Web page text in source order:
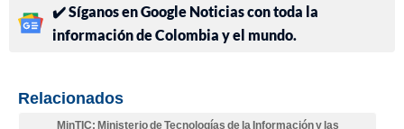
✔️ Síganos en Google Noticias con toda la
información de Colombia y el mundo.
Relacionados
MinTIC: Ministerio de Tecnologías de la Información y las